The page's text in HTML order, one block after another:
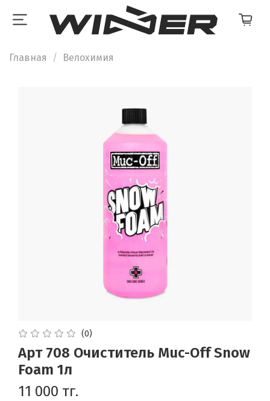
Главная Велохимия
(0)
Арт 708 Очиститель Muc-Off Snow
Foam 1л
11 000 тг.